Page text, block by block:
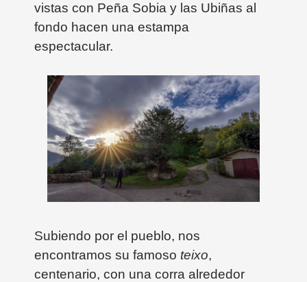
vistas con Peña Sobia y las Ubiñas al
fondo hacen una estampa
espectacular.
Subiendo por el pueblo, nos
encontramos su famoso teixo,
centenario, con una corra alrededor